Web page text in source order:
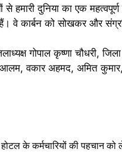
हमारी दुनिया का एक
वे कार्बन को सोखकर और
गोपाल कृष्णा चौधरी,
वकार अहमद, अमित कुमार,
के कर्मचारियों की पहचान को